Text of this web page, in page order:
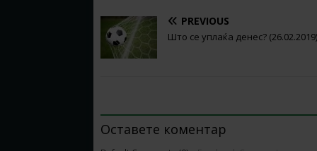
PREVIOUS
Што се уплаќа денес? (26.02.2019)
Оставете коментар